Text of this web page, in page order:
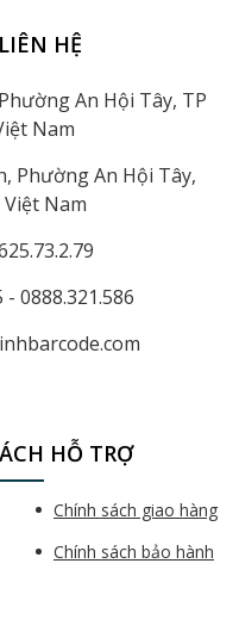
HỆ
An Hội Tây, TP
Nam
Phường An Hội Tây,
Nam
- 0888.321.586
HỖ TRỢ
Chính sách giao hàng
Chính sách bảo hành